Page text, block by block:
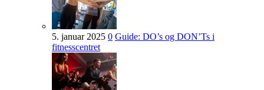
5. januar 2025 0 Guide: DO’s og DON’Ts i
fitnesscentret